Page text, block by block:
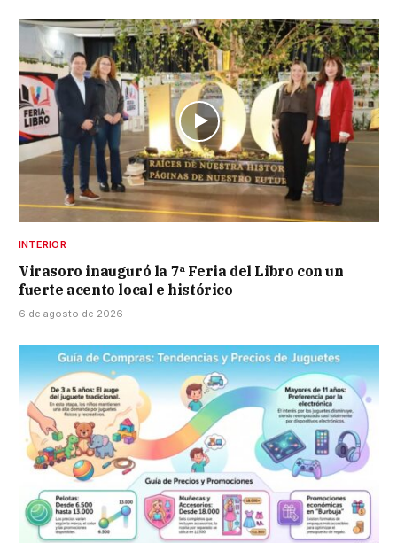
INTERIOR
Virasoro inauguró la 7ª Feria del Libro con un
fuerte acento local e histórico
6 de agosto de 2026